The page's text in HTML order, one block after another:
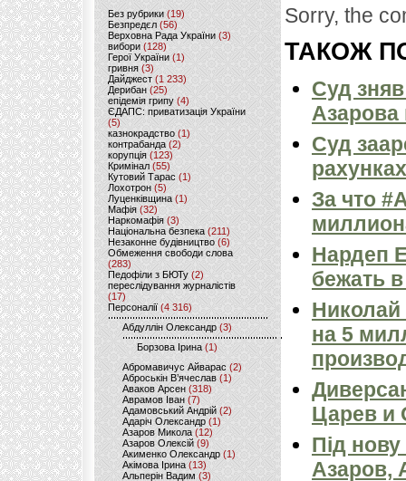
Без рубрики (19)
Безпредєл(56)
Верховна Рада України (3)
вибори(128)
Герої України(1)
гривня (3)
Дайджест (1 233)
Дерибан (25)
епідемія грипу (4)
ЄДАПС: приватизація України
(5)
казнокрадство (1)
контрабанда (2)
корупція (123)
Кримінал (55)
Кутовий Тарас (1)
Лохотрон(5)
Луценківщина (1)
Мафія (32)
Наркомафія (3)
Національна безпека (211)
Незаконне будівництво(6)
Обмеження свободи слова
(283)
Педофіли з БЮТу (2)
переслідування журналістів
(17)
Персоналії (4 316)
Абдуллін Олександр (3)
Борзова Ірина(1)
Абромавичус Айварас (2)
Аброськін В’ячеслав(1)
Аваков Арсен (318)
Аврамов Іван (7)
Адамовський Андрій(2)
Адаріч Олександр (1)
Азаров Микола (12)
Азаров Олексій (9)
Акименко Олександр(1)
Акімова Ірина(13)
Альперін Вадим (3)
Sorry, the
ТАКОЖ
Суд
Азарова
Суд
За что
Нардеп
бежать
Николай
на 5
Царев
Під
Азаров,